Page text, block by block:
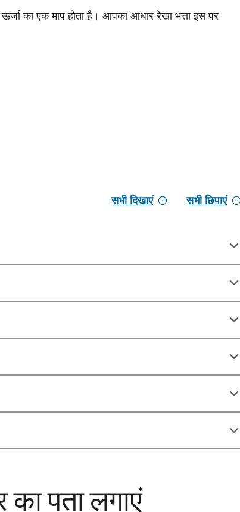
का एक माप होता है। आपका आधार रेखा भत्ता इस पर
सभी दिखाएं सभी छिपाएं
पता लगाएं